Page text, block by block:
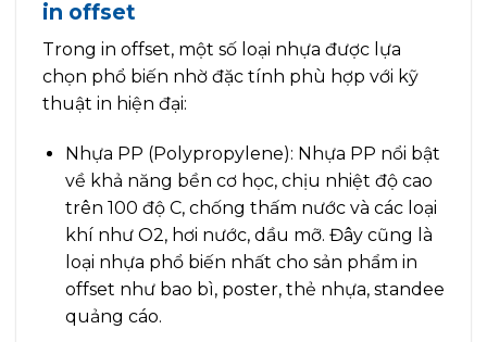
in offset
Trong in offset, một số loại nhựa được lựa
chọn phổ biến nhờ đặc tính phù hợp với kỹ
thuật in hiện đại:
Nhựa PP (Polypropylene): Nhựa PP nổi bật
về khả năng bền cơ học, chịu nhiệt độ cao
trên 100 độ C, chống thấm nước và các loại
khí như O2, hơi nước, dầu mỡ. Đây cũng là
loại nhựa phổ biến nhất cho sản phẩm in
offset như bao bì, poster, thẻ nhựa, standee
quảng cáo.